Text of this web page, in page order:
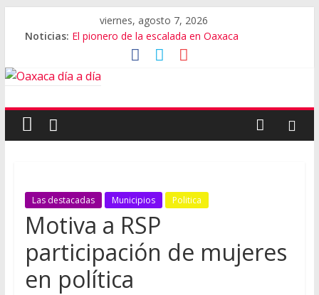
viernes, agosto 7, 2026
Noticias: El pionero de la escalada en Oaxaca
Oaxaca capital, 3er destino más feliz del mundo
Aniversario del Museo Frissell de Mitla
Las destacadas Municipios Politica
Motiva a RSP
participación de mujeres
en política